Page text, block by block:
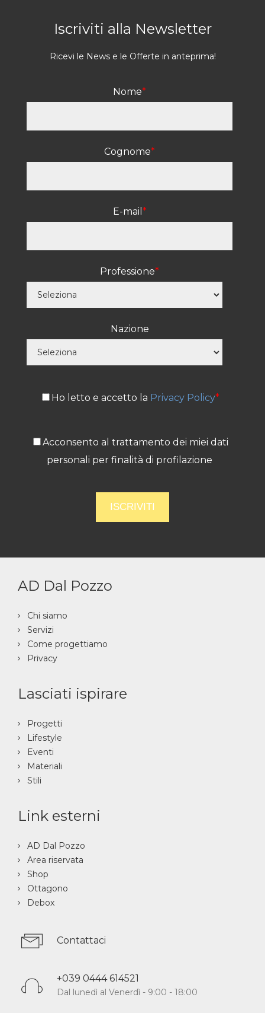
Iscriviti alla Newsletter
Ricevi le News e le Offerte in anteprima!
Nome*
Cognome*
E-mail *
Professione*
Nazione
Ho letto e accetto la Privacy Policy*
Acconsento al trattamento dei miei dati
personali per finalità di profilazione
AD Dal Pozzo
Chi siamo
Servizi
Come progettiamo
Privacy
Lasciati ispirare
Progetti
Lifestyle
Eventi
Materiali
Stili
Link esterni
AD Dal Pozzo
Area riservata
Shop
Ottagono
Debox
Contattaci
+039 0444 614521
Dal lunedì al Venerdì - 9:00 - 18:00